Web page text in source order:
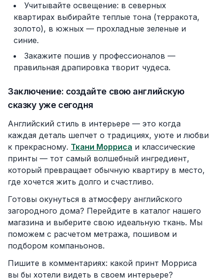
Учитывайте освещение: в северных
квартирах выбирайте теплые тона (терракота,
золото), в южных — прохладные зеленые и
синие.
Закажите пошив у профессионалов —
правильная драпировка творит чудеса.
Заключение: создайте свою английскую
сказку уже сегодня
Английский стиль в интерьере — это когда
каждая деталь шепчет о традициях, уюте и любви
к прекрасному. Ткани Морриса и классические
принты — тот самый волшебный ингредиент,
который превращает обычную квартиру в место,
где хочется жить долго и счастливо.
Готовы окунуться в атмосферу английского
загородного дома? Перейдите в каталог нашего
магазина и выберите свою идеальную ткань. Мы
поможем с расчетом метража, пошивом и
подбором компаньонов.
Пишите в комментариях: какой принт Морриса
вы бы хотели видеть в своем интерьере?